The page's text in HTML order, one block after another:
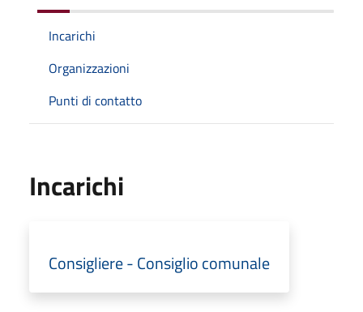
Incarichi
Organizzazioni
Punti di contatto
Incarichi
Consigliere - Consiglio comunale